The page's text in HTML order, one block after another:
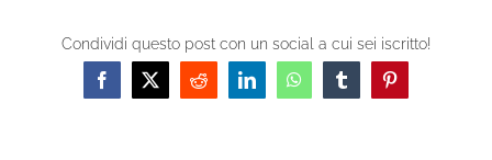
Condividi questo post con un social a cui sei iscritto!
Facebook
X RedditLinkedInWhatsAppTumblrPinterest